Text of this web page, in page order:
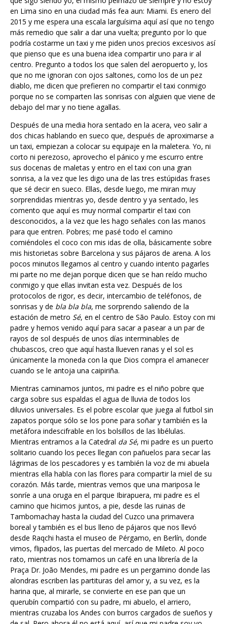
en Lima sino en una ciudad más fea aun: Miami. Es enero del
2015 y me espera una escala larguísima aquí así que no tengo
más remedio que salir a dar una vuelta; pregunto por lo que
podría costarme un taxi y me piden unos precios excesivos así
que pienso que es una buena idea compartir uno para ir al
centro. Pregunto a todos los que salen del aeropuerto y, los
que no me ignoran con ojos saltones, como los de un pez
diablo, me dicen que prefieren no compartir el taxi conmigo
porque no se comparten las sonrisas con alguien que viene de
debajo del mar y no tiene agallas.
Después de una media hora sentado en la acera, veo salir a
dos chicas hablando en sueco que, después de aproximarse a
un taxi, empiezan a colocar su equipaje en la maletera. Yo, ni
corto ni perezoso, aprovecho el pánico y me escurro entre
sus docenas de maletas y entro en el taxi con una gran
sonrisa, a la vez que les digo una de las tres estúpidas frases
que sé decir en sueco. Ellas, desde luego, me miran muy
sorprendidas mientras yo, desde dentro y ya sentado, les
comento que aquí es muy normal compartir el taxi con
desconocidos, a la vez que les hago señales con las manos
para que entren. Pobres; me pasé todo el camino
comiéndoles el coco con mis idas de olla, básicamente sobre
mis historietas sobre Barcelona y sus pájaros de arena. A los
pocos minutos llegamos al centro y cuando intento pagarles
mi parte no me dejan porque dicen que se han reído mucho
conmigo y que ellas invitan esta vez. Después de los
protocolos de rigor, es decir, intercambio de teléfonos, de
sonrisas y de bla bla bla, me sorprendo saliendo de la
estación de metro Sé, en el centro de São Paulo. Estoy con mi
padre y hemos venido aquí para sacar a pasear a un par de
rayos de sol después de unos días interminables de
chubascos, creo que aquí hasta llueven ranas y el sol es
únicamente la moneda con la que Dios compra el amanecer
cuando se le antoja una caipiriña.
Mientras caminamos juntos, mi padre es el niño pobre que
carga sobre sus espaldas el agua de lluvia de todos los
diluvios universales. Es el pobre escolar que juega al futbol sin
zapatos porque sólo se los pone para soñar y también es la
metáfora indescifrable en los bolsillos de las libélulas.
Mientras entramos a la Catedral da Sé, mi padre es un puerto
solitario cuando los peces llegan con pañuelos para secar las
lágrimas de los pescadores y es también la voz de mi abuela
mientras ella habla con las flores para compartir la miel de su
corazón. Más tarde, mientras vemos que una mariposa le
sonríe a una oruga en el parque Ibirapuera, mi padre es el
camino que hicimos juntos, a pie, desde las ruinas de
Tambomachay hasta la ciudad del Cuzco una primavera
boreal y también es el bus lleno de pájaros que nos llevó
desde Raqchi hasta el museo de Pérgamo, en Berlín, donde
vimos, flipados, las puertas del mercado de Mileto. Al poco
rato, mientras nos tomamos un café en una librería de la
Praça Dr. João Mendes, mi padre es un pergamino donde las
alondras escriben las partituras del amor y, a su vez, es la
harina que, al mirarle, se convierte en ese pan que un
querubín compartió con su padre, mi abuelo, el arriero,
mientras cruzaba los Andes con burros cargados de sueños y